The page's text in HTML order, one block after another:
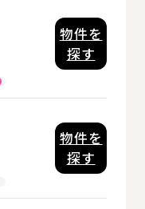
物件を
探す
物件を
探す